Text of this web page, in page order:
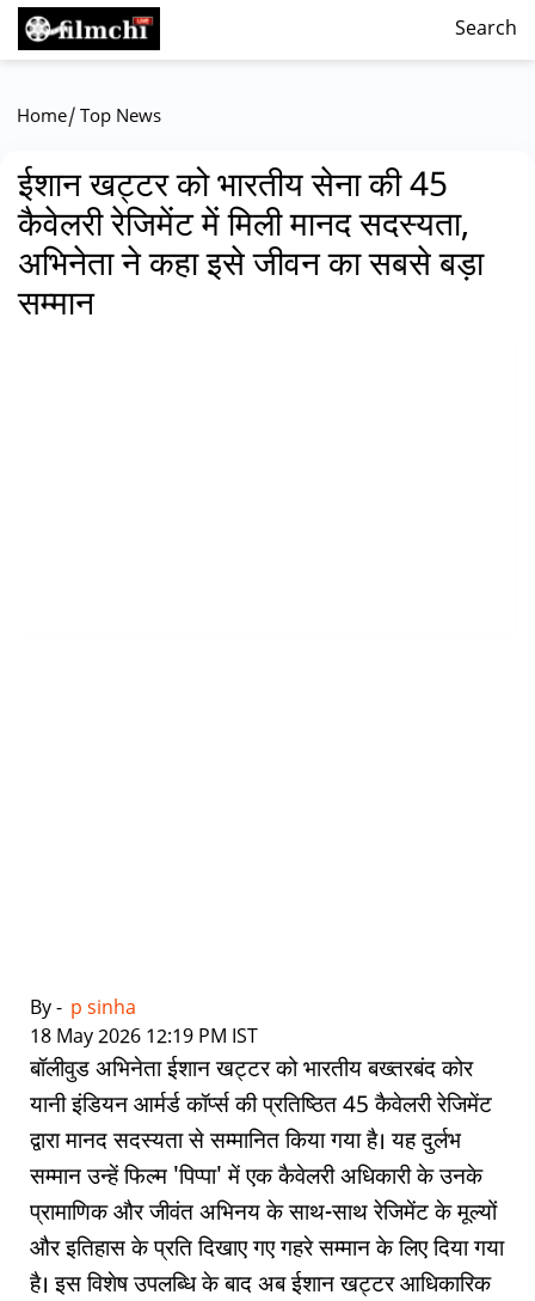
Search
Home/ Top News
ईशान खट्टर को भारतीय सेना की 45
कैवेलरी रेजिमेंट में मिली मानद सदस्यता,
अभिनेता ने कहा इसे जीवन का सबसे बड़ा
सम्मान
By - p sinha
18 May 2026 12:19 PM IST
बॉलीवुड अभिनेता ईशान खट्टर को भारतीय बख्तरबंद कोर
यानी इंडियन आर्मर्ड कॉर्प्स की प्रतिष्ठित 45 कैवेलरी रेजिमेंट
द्वारा मानद सदस्यता से सम्मानित किया गया है। यह दुर्लभ
सम्मान उन्हें फिल्म 'पिप्पा' में एक कैवेलरी अधिकारी के उनके
प्रामाणिक और जीवंत अभिनय के साथ-साथ रेजिमेंट के मूल्यों
और इतिहास के प्रति दिखाए गए गहरे सम्मान के लिए दिया गया
है। इस विशेष उपलब्धि के बाद अब ईशान खट्टर आधिकारिक